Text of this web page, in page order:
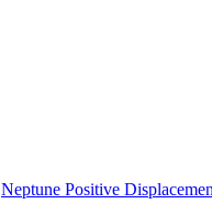
Neptune Positive